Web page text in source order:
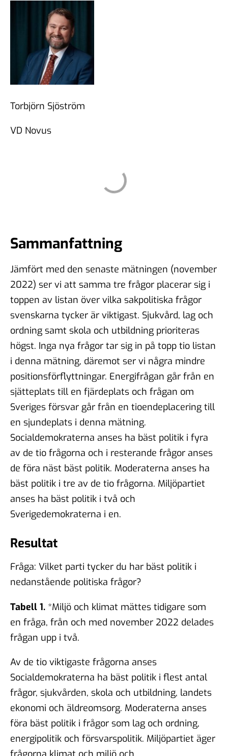
Torbjörn Sjöström
VD Novus
Sammanfattning
Jämfört med den senaste mätningen (november
2022) ser vi att samma tre frågor placerar sig i
toppen av listan över vilka sakpolitiska frågor
svenskarna tycker är viktigast. Sjukvård, lag och
ordning samt skola och utbildning prioriteras
högst. Inga nya frågor tar sig in på topp tio listan
i denna mätning, däremot ser vi några mindre
positionsförflyttningar. Energifrågan går från en
sjätteplats till en fjärdeplats och frågan om
Sveriges försvar går från en tioendeplacering till
en sjundeplats i denna mätning.
Socialdemokraterna anses ha bäst politik i fyra
av de tio frågorna och i resterande frågor anses
de föra näst bäst politik. Moderaterna anses ha
bäst politik i tre av de tio frågorna. Miljöpartiet
anses ha bäst politik i två och
Sverigedemokraterna i en.
Resultat
Fråga: Vilket parti tycker du har bäst politik i
nedanstående politiska frågor?
Tabell 1. *Miljö och klimat mättes tidigare som
en fråga, från och med november 2022 delades
frågan upp i två.
Av de tio viktigaste frågorna anses
Socialdemokraterna ha bäst politik i flest antal
frågor, sjukvården, skola och utbildning, landets
ekonomi och äldreomsorg. Moderaterna anses
föra bäst politik i frågor som lag och ordning,
energipolitik och försvarspolitik. Miljöpartiet äger